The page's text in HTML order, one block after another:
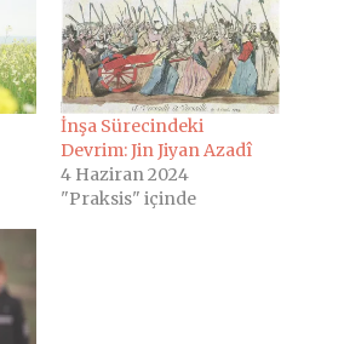
İnşa Sürecindeki
Devrim: Jin Jiyan Azadî
4 Haziran 2024
"Praksis" içinde